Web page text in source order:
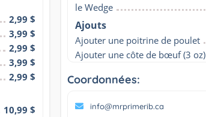
2,99 $
3,99 $
2,99 $
3,99 $
2,99 $
10,99 $
le Wedge
Ajouts
Ajouter une poitrine de poulet
Ajouter une côte de bœuf (3 oz)
Coordonnées:
info@mrprimerib.ca